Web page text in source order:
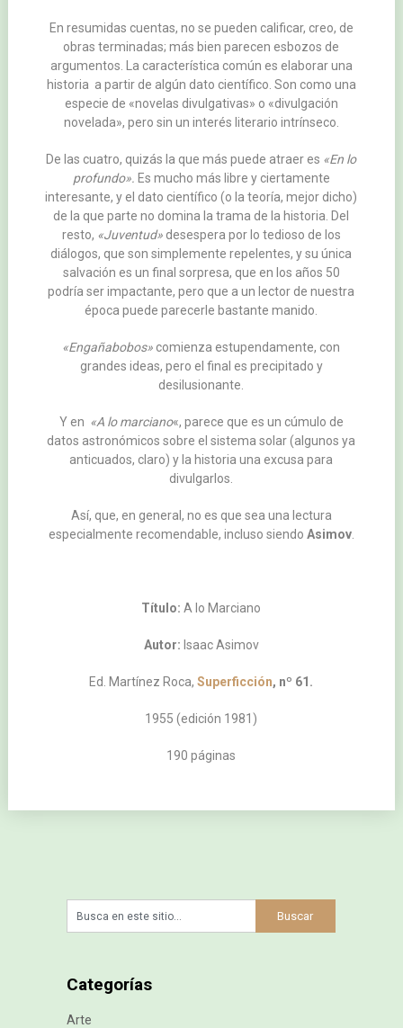
En resumidas cuentas, no se pueden calificar, creo, de
obras terminadas; más bien parecen esbozos de
argumentos. La característica común es elaborar una
historia a partir de algún dato científico. Son como una
especie de «novelas divulgativas» o «divulgación
novelada», pero sin un interés literario intrínseco.
De las cuatro, quizás la que más puede atraer es «En lo
profundo». Es mucho más libre y ciertamente
interesante, y el dato científico (o la teoría, mejor dicho)
de la que parte no domina la trama de la historia. Del
resto, «Juventud»desespera por lo tedioso de los
diálogos, que son simplemente repelentes, y su única
salvación es un final sorpresa, que en los años 50
podría ser impactante, pero que a un lector de nuestra
época puede parecerle bastante manido.
«Engañabobos» comienza estupendamente, con
grandes ideas, pero el final es precipitado y
desilusionante.
Y en «A lo marciano«, parece que es un cúmulo de
datos astronómicos sobre el sistema solar (algunos ya
anticuados, claro) y la historia una excusa para
divulgarlos.
Así, que, en general, no es que sea una lectura
especialmente recomendable, incluso siendo Asimov.
Título: A lo Marciano
Autor: Isaac Asimov
Ed. Martínez Roca,Superficción, nº 61.
1955 (edición 1981)
190 páginas
Categorías
Arte